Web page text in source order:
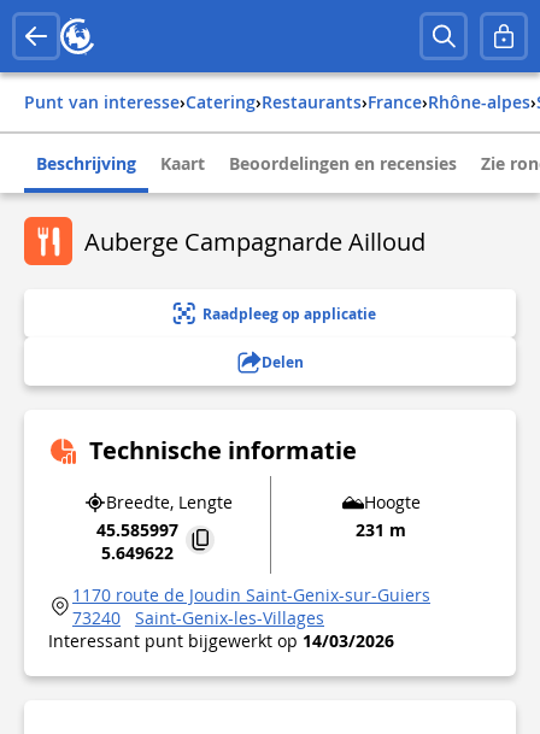
Punt van interesse› Catering› Restaurants› france› rhône-alpes›
Beschrijving Kaart Beoordelingen en recensies Zie
Auberge Campagnarde Ailloud
Raadpleeg op applicatie
Delen
Technische informatie
Breedte, Lengte
45.585997
5.649622
Hoogte
231 m
1170 route de Joudin Saint-Genix-sur-Guiers
73240
Saint-Genix-les-Villages
Interessant punt bijgewerkt op 14/03/2026